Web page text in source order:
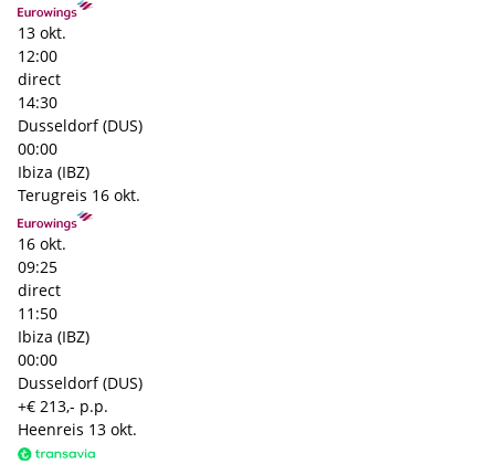
13 okt.
12:00
direct
14:30
Dusseldorf (DUS)
00:00
Ibiza (IBZ)
Terugreis 16 okt.
16 okt.
09:25
direct
11:50
Ibiza (IBZ)
00:00
Dusseldorf (DUS)
+€ 213,- p.p.
Heenreis 13 okt.